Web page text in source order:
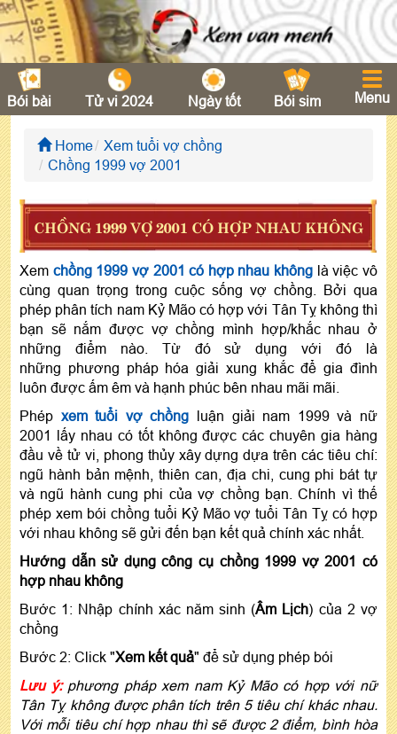
Bói bài Tử vi 2024 Ngày tốt Bói sim Menu
Home
Xem tuổi vợ chồng
Chồng 1999 vợ 2001
CHỒNG 1999 VỢ 2001 CÓ HỢP NHAU KHÔNG
Xem chồng 1999 vợ 2001 có hợp nhau không là việc vô
cùng quan trọng trong cuộc sống vợ chồng. Bởi qua
phép phân tích nam Kỷ Mão có hợp với Tân Tỵ không thì
bạn sẽ nắm được vợ chồng mình hợp/khắc nhau ở
những điểm nào. Từ đó sử dụng với đó là
những phương pháp hóa giải xung khắc để gia đình
luôn được ấm êm và hạnh phúc bên nhau mãi mãi.
Phép xem tuổi vợ chồng luận giải nam 1999 và nữ
2001 lấy nhau có tốt không được các chuyên gia hàng
đầu về tử vi, phong thủy xây dựng dựa trên các tiêu chí:
ngũ hành bản mệnh, thiên can, địa chi, cung phi bát tự
và ngũ hành cung phi của vợ chồng bạn. Chính vì thế
phép xem bói chồng tuổi Kỷ Mão vợ tuổi Tân Tỵ có hợp
với nhau không sẽ gửi đến bạn kết quả chính xác nhất.
Hướng dẫn sử dụng công cụ chồng 1999 vợ 2001 có
hợp nhau không
Bước 1: Nhập chính xác năm sinh (Âm Lịch) của 2 vợ
chồng
Bước 2: Click "Xem kết quả" để sử dụng phép bói
Lưu ý:phương pháp xem nam Kỷ Mão có hợp với nữ
Tân Tỵ không được phân tích trên 5 tiêu chí khác nhau.
Với mỗi tiêu chí hợp nhau thì sẽ được 2 điểm, bình hòa